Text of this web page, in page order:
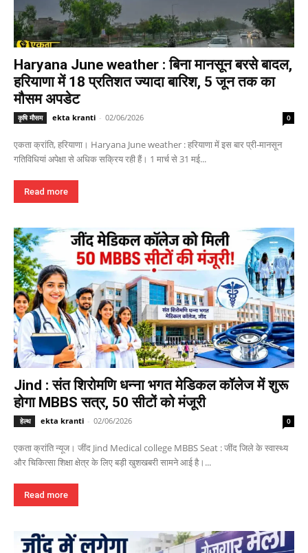
Haryana June weather : बिना मानसून बरसे बादल,
हरियाणा में 18 प्रतिशत ज्यादा बारिश, 5 जून तक का
मौसम अपडेट
कृषि मौसम ekta kranti - 02/06/2026 0
एकता क्रांति, हरियाणा। Haryana June weather : हरियाणा में इस बार प्री-मानसून
गतिविधियां अपेक्षा से अधिक सक्रिय रही हैं। 1 मार्च से 31 मई...
Read more
Jind : संत शिरोमणि धन्ना भगत मेडिकल कॉलेज में शुरू
होगा MBBS सत्र, 50 सीटों को मंजूरी
हेल्थ ekta kranti - 02/06/2026 0
एकता क्रांति न्यूज। जींद Jind Medical college MBBS Seat : जींद जिले के स्वास्थ्य
और चिकित्सा शिक्षा क्षेत्र के लिए बड़ी खुशखबरी सामने आई है।...
Read more